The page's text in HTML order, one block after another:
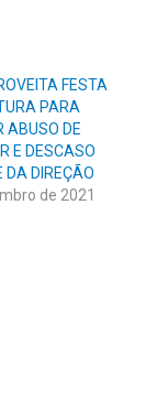
FESTA
PARA
ABUSO DE
E DESCASO
DA DIREÇÃO
de 2021